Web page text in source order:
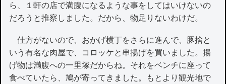
ら、１軒の店で満腹になるような事をしてはいけないの
だろうと推察しました。だから、物足りないわけだ。
仕方がないので、おかげ横丁をさらに進んで、豚捨と
いう有名な肉屋で、コロッケと串揚げを買いました。揚
げ物は満腹への一里塚だからね。それをベンチに座って
食べていたら、鳩が寄ってきました。もとより観光地で